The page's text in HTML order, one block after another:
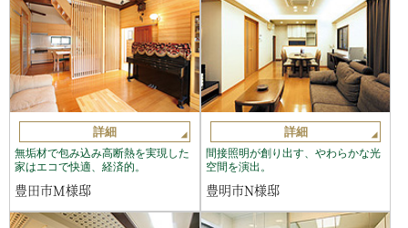
詳細
無垢材で包み込み高断熱を実現した
家はエコで快適、経済的。
豊田市M様邸
詳細
間接照明が創り出す、やわらかな光
空間を演出。
豊明市N様邸